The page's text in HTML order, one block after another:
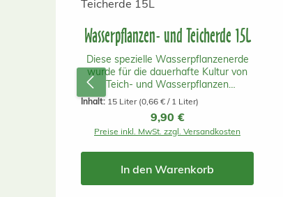
Wasserpflanzen- und Teicherde 15L
Diese spezielle Wasserpflanzenerde
wurde für die dauerhafte Kultur von
Teich- und Wasserpflanzen
entwickelt. Im Gegensatz zu
herkömmlicher Blumenerde enthält sie
nur wenige organische Bestandteile
und gibt dadurch deutlich weniger
unerwünschtes Algenwachstum
reduziert, während die Pflanzen
Inhalt: 15 Liter (0,66 € / 1 Liter)
Regulärer Preis:
9,90 €
Preise inkl. MwSt. zzgl. Versandkosten
In den Warenkorb